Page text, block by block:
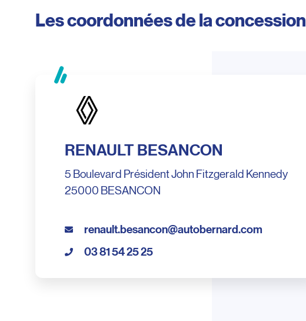
Les coordonnées de la concession
RENAULT BESANCON
5 Boulevard Président John Fitzgerald Kennedy
25000 BESANCON
renault.besancon@autobernard.com
03 81 54 25 25